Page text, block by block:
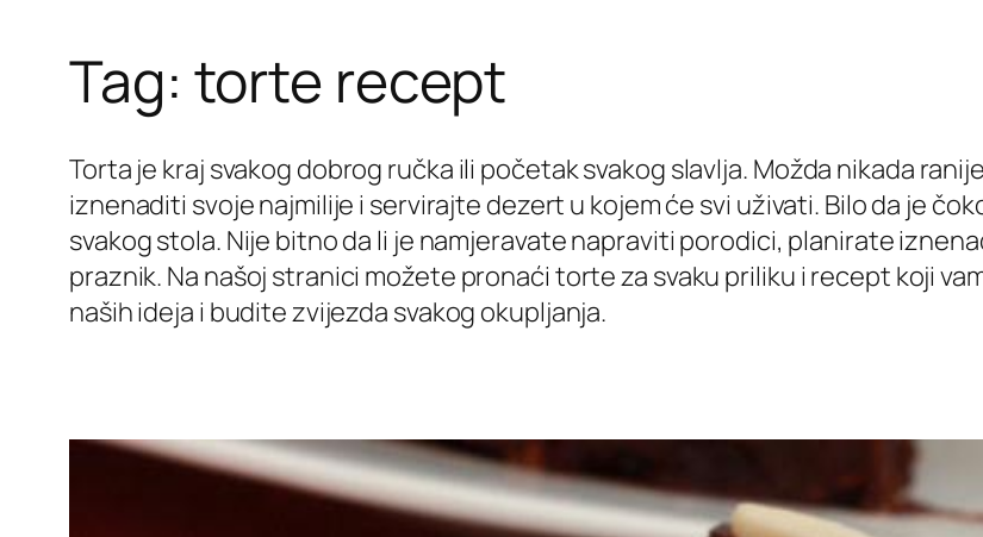
Tag: torte recept
Torta je kraj svakog dobrog ručka ili početak svakog slavlja. Možda nikada
iznenaditi svoje najmilije i servirajte dezert u kojem će svi uživati. Bilo da je
svakog stola. Nije bitno da li je namjeravate napraviti porodici, planirate
praznik. Na našoj stranici možete pronaći torte za svaku priliku i recept koji
naših ideja i budite zvijezda svakog okupljanja.